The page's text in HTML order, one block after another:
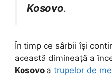
Kosovo.
În timp ce sârbii își
această dimineață a
Kosovo a trupelor de